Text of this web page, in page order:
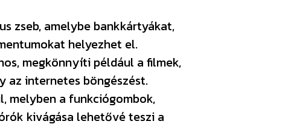
zseb, amelybe bankkártyákat,
helyezhet el.
megkönnyíti például a filmek,
az internetes böngészést.
melyben a funkciógombok,
kivágása lehetővé teszi a